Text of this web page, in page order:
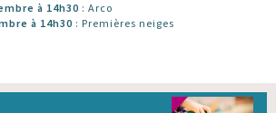
à 14h30 : Arco
à 14h30 : Premières neiges